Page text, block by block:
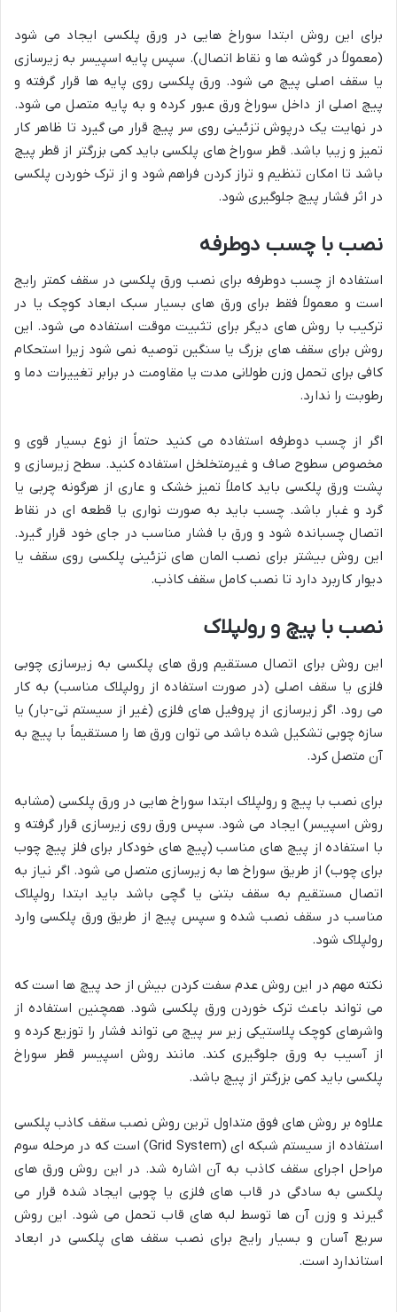
برای این روش ابتدا سوراخ هایی در ورق پلکسی ایجاد می شود
(معمولاً در گوشه ها و نقاط اتصال). سپس پایه اسپیسر به زیرسازی
یا سقف اصلی پیچ می شود. ورق پلکسی روی پایه ها قرار گرفته و
پیچ اصلی از داخل سوراخ ورق عبور کرده و به پایه متصل می شود.
در نهایت یک درپوش تزئینی روی سر پیچ قرار می گیرد تا ظاهر کار
تمیز و زیبا باشد. قطر سوراخ های پلکسی باید کمی بزرگتر از قطر پیچ
باشد تا امکان تنظیم و تراز کردن فراهم شود و از ترک خوردن پلکسی
در اثر فشار پیچ جلوگیری شود.
نصب با چسب دوطرفه
استفاده از چسب دوطرفه برای نصب ورق پلکسی در سقف کمتر رایج
است و معمولاً فقط برای ورق های بسیار سبک ابعاد کوچک یا در
ترکیب با روش های دیگر برای تثبیت موقت استفاده می شود. این
روش برای سقف های بزرگ یا سنگین توصیه نمی شود زیرا استحکام
کافی برای تحمل وزن طولانی مدت یا مقاومت در برابر تغییرات دما و
رطوبت را ندارد.
اگر از چسب دوطرفه استفاده می کنید حتماً از نوع بسیار قوی و
مخصوص سطوح صاف و غیرمتخلخل استفاده کنید. سطح زیرسازی و
پشت ورق پلکسی باید کاملاً تمیز خشک و عاری از هرگونه چربی یا
گرد و غبار باشد. چسب باید به صورت نواری یا قطعه ای در نقاط
اتصال چسبانده شود و ورق با فشار مناسب در جای خود قرار گیرد.
این روش بیشتر برای نصب المان های تزئینی پلکسی روی سقف یا
دیوار کاربرد دارد تا نصب کامل سقف کاذب.
نصب با پیچ و رولپلاک
این روش برای اتصال مستقیم ورق های پلکسی به زیرسازی چوبی
فلزی یا سقف اصلی (در صورت استفاده از رولپلاک مناسب) به کار
می رود. اگر زیرسازی از پروفیل های فلزی (غیر از سیستم تی-بار) یا
سازه چوبی تشکیل شده باشد می توان ورق ها را مستقیماً با پیچ به
آن متصل کرد.
برای نصب با پیچ و رولپلاک ابتدا سوراخ هایی در ورق پلکسی (مشابه
روش اسپیسر) ایجاد می شود. سپس ورق روی زیرسازی قرار گرفته و
با استفاده از پیچ های مناسب (پیچ های خودکار برای فلز پیچ چوب
برای چوب) از طریق سوراخ ها به زیرسازی متصل می شود. اگر نیاز به
اتصال مستقیم به سقف بتنی یا گچی باشد باید ابتدا رولپلاک
مناسب در سقف نصب شده و سپس پیچ از طریق ورق پلکسی وارد
رولپلاک شود.
نکته مهم در این روش عدم سفت کردن بیش از حد پیچ ها است که
می تواند باعث ترک خوردن ورق پلکسی شود. همچنین استفاده از
واشرهای کوچک پلاستیکی زیر سر پیچ می تواند فشار را توزیع کرده و
از آسیب به ورق جلوگیری کند. مانند روش اسپیسر قطر سوراخ
پلکسی باید کمی بزرگتر از پیچ باشد.
علاوه بر روش های فوق متداول ترین روش نصب سقف کاذب پلکسی
استفاده از سیستم شبکه ای (Grid System) است که در مرحله سوم
مراحل اجرای سقف کاذب به آن اشاره شد. در این روش ورق های
پلکسی به سادگی در قاب های فلزی یا چوبی ایجاد شده قرار می
گیرند و وزن آن ها توسط لبه های قاب تحمل می شود. این روش
سریع آسان و بسیار رایج برای نصب سقف های پلکسی در ابعاد
استاندارد است.